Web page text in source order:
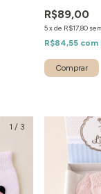
R$89,00
5xde R$17,80
R$84,55 com
1 / 3